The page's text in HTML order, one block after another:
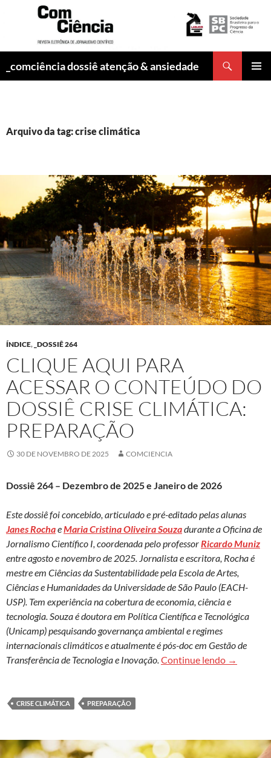
_comciência dossiê atenção & ansiedade
Arquivo da tag: crise climática
ÍNDICE, _DOSSIÊ 264
CLIQUE AQUI PARA
ACESSAR O CONTEÚDO DO
DOSSIÊ CRISE CLIMÁTICA:
PREPARAÇÃO
30 DE NOVEMBRO DE 2025 COMCIENCIA
Dossiê 264 – Dezembro de 2025 e Janeiro de 2026
Este dossiê foi concebido, articulado e pré-editado pelas alunas
Janes RochaeMaria Cristina Oliveira Souzadurante a Oficina de
Jornalismo Científico I, coordenada pelo professorRicardo Muniz
entre agosto e novembro de 2025. Jornalista e escritora, Rocha é
mestre em Ciências da Sustentabilidade pela Escola de Artes,
Ciências e Humanidades da Universidade de São Paulo (EACH-
USP). Tem experiência na cobertura de economia, ciência e
tecnologia. Souza é doutora em Política Científica e Tecnológica
(Unicamp) pesquisando governança ambiental e regimes
internacionais climáticos e atualmente é pós-doc em Gestão de
Transferência de Tecnologia e Inovação.Continue lendo Clique
→
CRISE CLIMÁTICA PREPARAÇÃO